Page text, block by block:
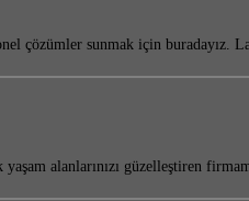
çözümler sunmak için buradayız.
alanlarınızı güzelleştiren